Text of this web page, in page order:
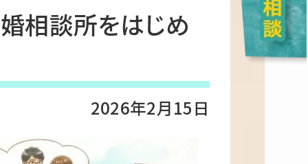
婚相談所をはじめ
2026年2月15日